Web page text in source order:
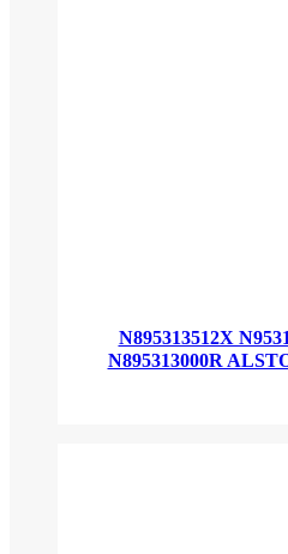
N895313512X
N895313000R